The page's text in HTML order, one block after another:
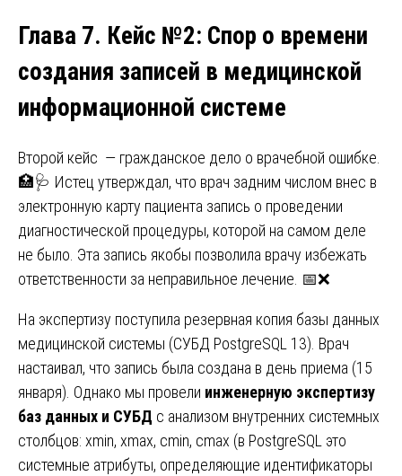
Глава 7. Кейс №2: Спор о времени
создания записей в медицинской
информационной системе
Второй кейс — гражданское дело о врачебной ошибке.
🏥🩺 Истец утверждал, что врач задним числом внес в
электронную карту пациента запись о проведении
диагностической процедуры, которой на самом деле
не было. Эта запись якобы позволила врачу избежать
ответственности за неправильное лечение. 📅❌
На экспертизу поступила резервная копия базы данных
медицинской системы (СУБД PostgreSQL 13). Врач
настаивал, что запись была создана в день приема (15
января). Однако мы провели инженерную экспертизу
баз данных и СУБД с анализом внутренних системных
столбцов: xmin, xmax, cmin, cmax (в PostgreSQL это
системные атрибуты, определяющие идентификаторы